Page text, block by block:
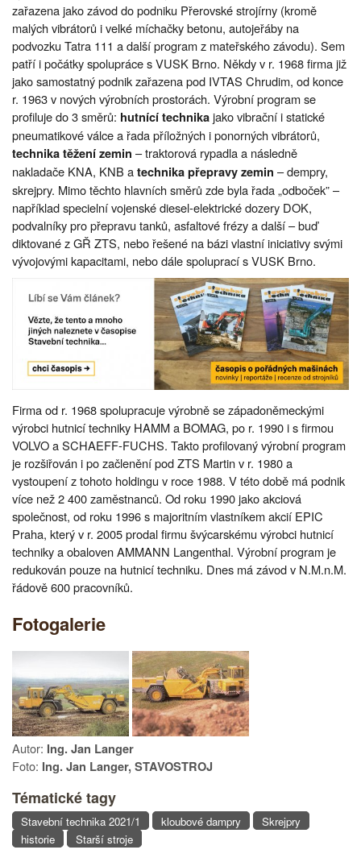
zařazena jako závod do podniku Přerovské strojírny (kromě
malých vibrátorů i velké míchačky betonu, autojeřáby na
podvozku Tatra 111 a další program z mateřského závodu). Sem
patří i počátky spolupráce s VUSK Brno. Někdy v r. 1968 firma již
jako samostatný podnik zařazena pod IVTAS Chrudim, od konce
r. 1963 v nových výrobních prostorách. Výrobní program se
profiluje do 3 směrů: hutnící technikajako vibrační i statické
pneumatikové válce a řada příložných i ponorných vibrátorů,
technika těžení zemin – traktorová rypadla a následně
nakladače KNA, KNB atechnika přepravy zemin – dempry,
skrejpry. Mimo těchto hlavních směrů zde byla řada „odboček” –
například specielní vojenské diesel-elektrické dozery DOK,
podvalníky pro přepravu tanků, asfaltové frézy a další – buď
diktované z GŘ ZTS, nebo řešené na bázi vlastní iniciativy svými
vývojovými kapacitami, nebo dále spoluprací s VUSK Brno.
Firma od r. 1968 spolupracuje výrobně se západoněmeckými
výrobci hutnicí techniky HAMM a BOMAG, po r. 1990 i s firmou
VOLVO a SCHAEFF-FUCHS. Takto profilovaný výrobní program
je rozšiřován i po začlenění pod ZTS Martin v r. 1980 a
vystoupení z tohoto holdingu v roce 1988. V této době má podnik
více než 2 400 zaměstnanců. Od roku 1990 jako akciová
společnost, od roku 1996 s majoritním vlastníkem akcií EPIC
Praha, který v r. 2005 prodal firmu švýcarskému výrobci hutnicí
techniky a obaloven AMMANN Langenthal. Výrobní program je
redukován pouze na hutnicí techniku. Dnes má závod v N.M.n.M.
řádově 600 pracovníků.
Fotogalerie
Autor: Ing. Jan Langer
Foto: Ing. Jan Langer, STAVOSTROJ
Tématické tagy
Stavební technika 2021/1 kloubové dampry
Skrejpry
historie
Starší stroje